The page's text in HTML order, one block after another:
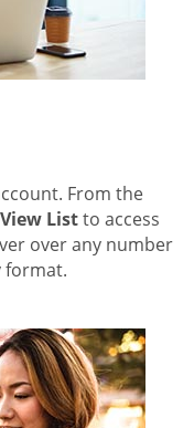
From the
View Listto access
over any number
format.